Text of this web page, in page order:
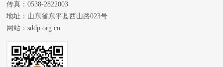
传真：0538-2822003
地址：山东省东平县西山路023号
网站：sddp.org.cn